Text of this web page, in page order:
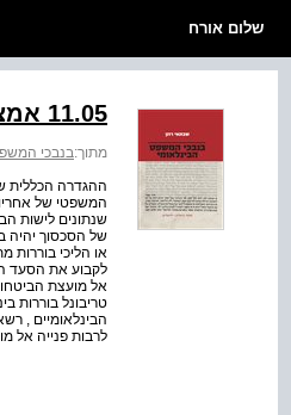
שלום אורח
11.05 אמצעי סעד
מתוך:בנבכי
המשפטי של
שנתונים לישות
של הסכסוך יהיה
או הליכי בוררות
לקבוע את הסעד
טריבונל בוררות
לרבות פנייה אל